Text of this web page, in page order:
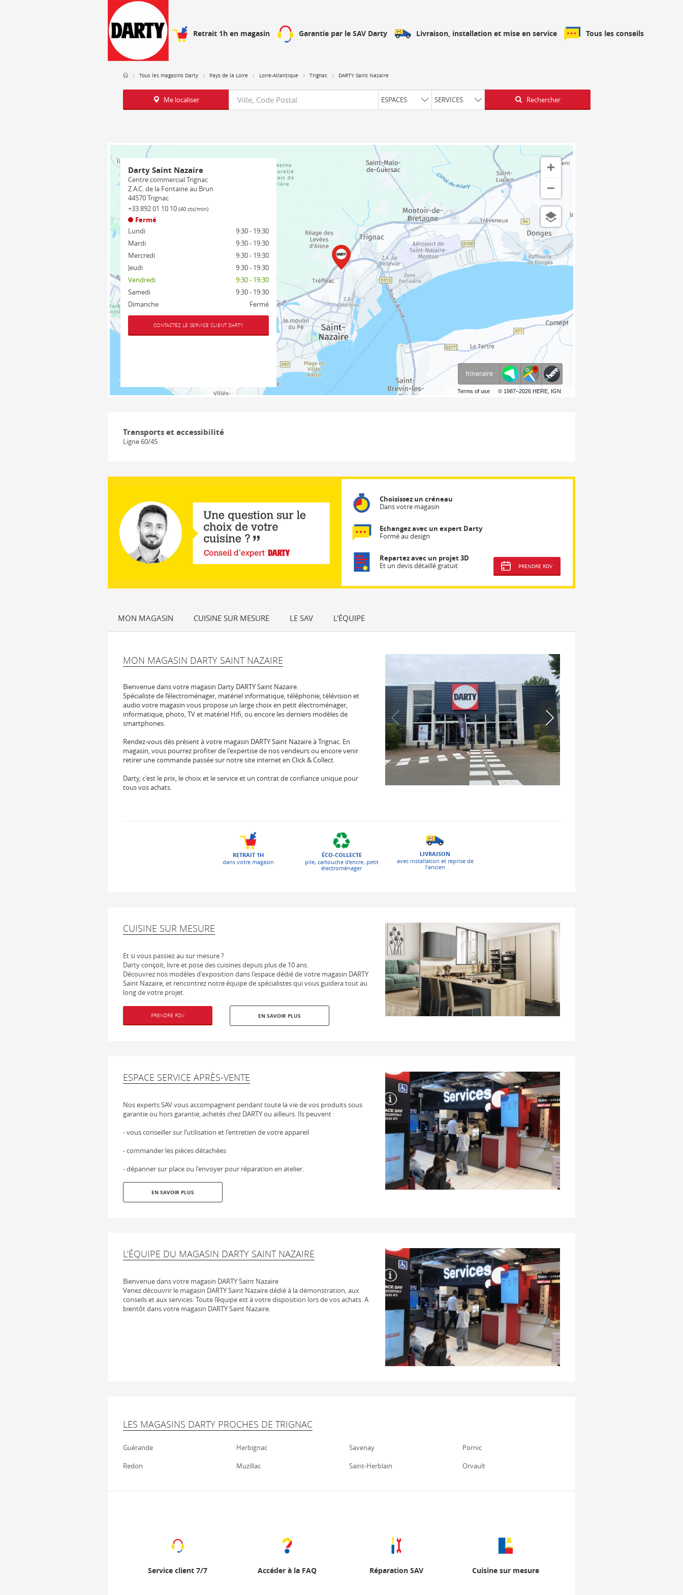
Retrait 1h en magasin Garantie par le SAV Darty Livraison, installation et mise en service Tous les conseils
Tous les magasins Darty Pays de la Loire Loire-Atlantique Trignac DARTY Saint Nazaire
Me localiser Requête ESPACES SERVICES Latitude
Longitude Rechercher
Darty Saint Nazaire
Centre commercial Trignac
Z.A.C. de la Fontaine au Brun
44570Trignac
+33 892 01 10 10 (40 cts/min)
Fermé
Lundi
9:30 - 19:30
Mardi
9:30 - 19:30
Mercredi
9:30 - 19:30
Jeudi
9:30 - 19:30
Vendredi
9:30 - 19:30
Samedi
9:30 - 19:30
Dimanche
Fermé
CONTACTEZ LE SERVICE CLIENT DARTY
Terms of use © 1987–2026 HERE, IGN
Itineraire
Transports et accessibilité
Ligne 60/45
Choisissez un créneau
Dans votre magasin
Echangez avec un expert Darty
Formé au design
Repartez avec un projet 3D
Et un devis détaillé gratuit
PRENDRE RDV
MON MAGASIN CUISINE SUR MESURE LE SAV L'ÉQUIPE
MON MAGASIN DARTY SAINT NAZAIRE
Bienvenue dans votre magasin Darty DARTY Saint Nazaire.
Spécialiste de l‘électroménager, matériel informatique, téléphonie, télévision et
audio votre magasin vous propose un large choix en petit électroménager,
informatique, photo, TV et matériel Hifi, ou encore les derniers modèles de
smartphones.
Rendez-vous dès présent à votre magasin DARTY Saint Nazaire à Trignac. En
magasin, vous pourrez profiter de l'expertise de nos vendeurs ou encore venir
retirer une commande passée sur notre site internet en Click & Collect.
Darty, c'est le prix, le choix et le service et un contrat de confiance unique pour
tous vos achats.
RETRAIT 1H
dans votre magasin
ÉCO-COLLECTE
pile, cartouche d'encre, petit
électroménager
LIVRAISON
avec installation et reprise de
l’ancien
CUISINE SUR MESURE
Et si vous passiez au sur mesure ?
Darty conçoit, livre et pose des cuisines depuis plus de 10 ans.
Découvrez nos modèles d'exposition dans l'espace dédié de votre magasin DARTY
Saint Nazaire, et rencontrez notre équipe de spécialistes qui vous guidera tout au
long de votre projet.
PRENDRE RDV EN SAVOIR PLUS
ESPACE SERVICE APRÈS-VENTE
Nos experts SAV vous accompagnent pendant toute la vie de vos produits sous
garantie ou hors garantie, achetés chez DARTY ou ailleurs. Ils peuvent :
- vous conseiller sur l’utilisation et l'entretien de votre appareil
- commander les pièces détachées
- dépanner sur place ou l'envoyer pour réparation en atelier.
EN SAVOIR PLUS
L'ÉQUIPE DU MAGASIN DARTY SAINT NAZAIRE
Bienvenue dans votre magasin DARTY Saint Nazaire
Venez découvrir le magasin DARTY Saint Nazaire dédié à la démonstration, aux
conseils et aux services. Toute l’équipe est à votre disposition lors de vos achats. A
bientôt dans votre magasin DARTY Saint Nazaire.
LES MAGASINS DARTY PROCHES DE TRIGNAC
Guérande Herbignac Savenay
Pornic
Redon
Muzillac Saint-Herblain Orvault
Service client 7/7 Accéder à la FAQ Réparation SAV Cuisine sur mesure